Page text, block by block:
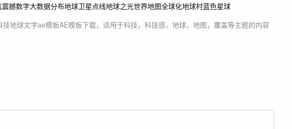
震撼数字大数据分布地球卫星点线地球之光世界地图全球化地球村蓝色星球
技地球文字ae模板AE模板下载，适用于科技，科技感，地球，地图，覆盖等主题的内容